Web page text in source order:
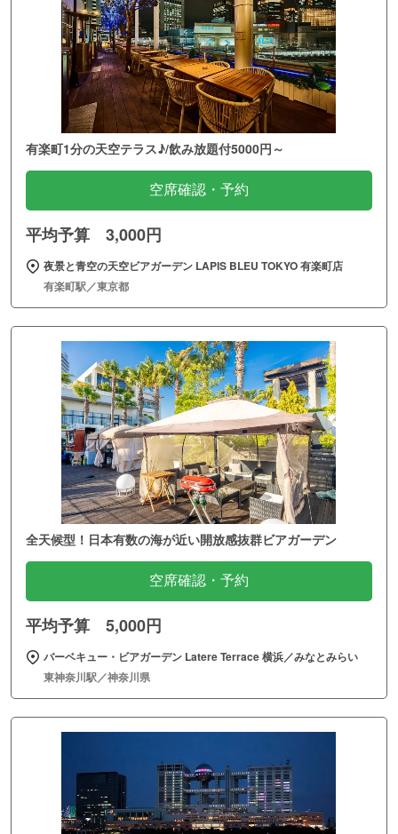
有楽町1分の天空テラス♪/飲み放題付5000円～
空席確認・予約
平均予算 3,000円
夜景と青空の天空ビアガーデン LAPIS BLEU TOKYO 有楽町店
有楽町駅／東京都
全天候型！日本有数の海が近い開放感抜群ビアガーデン
空席確認・予約
平均予算 5,000円
バーベキュー・ビアガーデン Latere Terrace 横浜／みなとみらい
東神奈川駅／神奈川県